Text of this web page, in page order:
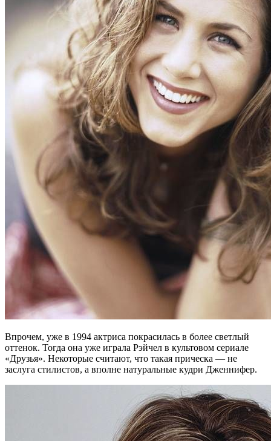
Впрочем, уже в 1994 актриса покрасилась в более светлый
оттенок. Тогда она уже играла Рэйчел в культовом сериале
«Друзья». Некоторые считают, что такая прическа — не
заслуга стилистов, а вполне натуральные кудри Дженнифер.